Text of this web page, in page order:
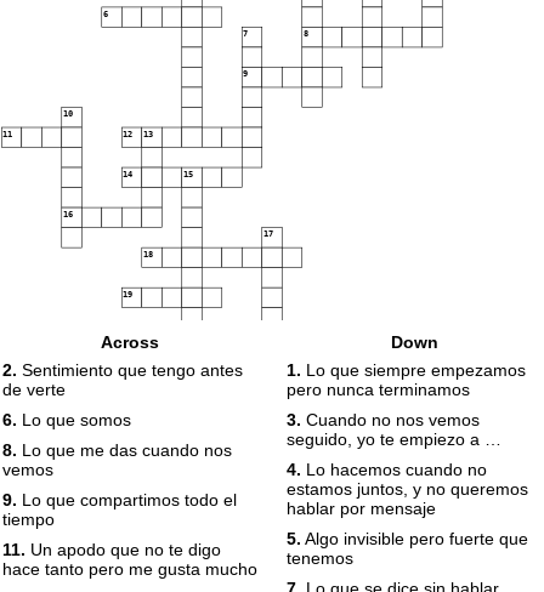
6
7 8
9
10
11 12 13
14 15
16
17
18
19
Across
2. Sentimiento que tengo antes
de verte
6. Lo que somos
8. Lo que me das cuando nos
vemos
9. Lo que compartimos todo el
tiempo
11. Un apodo que no te digo
hace tanto pero me gusta mucho
Down
1. Lo que siempre empezamos
pero nunca terminamos
3. Cuando no nos vemos
seguido, yo te empiezo a …
4. Lo hacemos cuando no
estamos juntos, y no queremos
hablar por mensaje
5. Algo invisible pero fuerte que
tenemos